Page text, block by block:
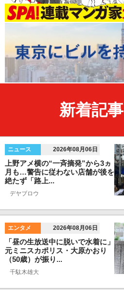
新着記事
ニュース 2026年08月06日
上野アメ横の“一斉摘発”から3ヵ
月も…警告に従わない店舗が後を
絶たず「路上...
デヤブロウ
エンタメ 2026年08月06日
「昼の生放送中に脱いで水着に」
元ミニスカポリス・大原かおり
（50歳）が振り...
千駄木雄大